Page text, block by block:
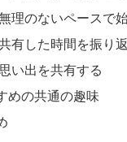
理のないペースで
有した時間を振り
い出を共有する
めの共通の趣味